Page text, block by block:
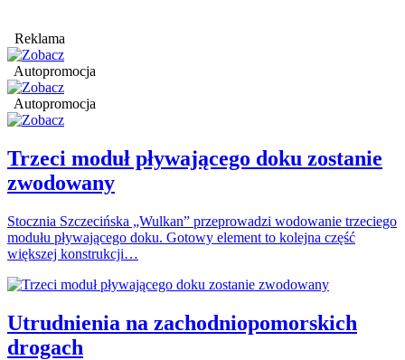
Reklama
Autopromocja
Autopromocja
Trzeci moduł pływającego doku zostanie
zwodowany
Stocznia Szczecińska „Wulkan” przeprowadzi wodowanie trzeciego
modułu pływającego doku. Gotowy element to kolejna część
większej konstrukcji…
Utrudnienia na zachodniopomorskich
drogach